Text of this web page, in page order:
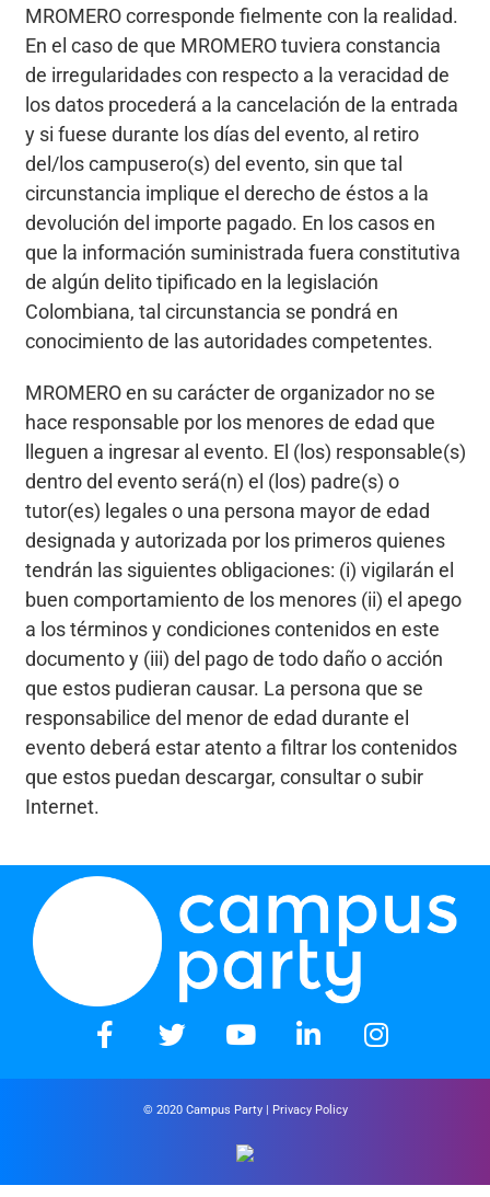
MROMERO corresponde fielmente con la realidad.
En el caso de que MROMERO tuviera constancia
de irregularidades con respecto a la veracidad de
los datos procederá a la cancelación de la entrada
y si fuese durante los días del evento, al retiro
del/los campusero(s) del evento, sin que tal
circunstancia implique el derecho de éstos a la
devolución del importe pagado. En los casos en
que la información suministrada fuera constitutiva
de algún delito tipificado en la legislación
Colombiana, tal circunstancia se pondrá en
conocimiento de las autoridades competentes.
MROMERO en su carácter de organizador no se
hace responsable por los menores de edad que
lleguen a ingresar al evento. El (los) responsable(s)
dentro del evento será(n) el (los) padre(s) o
tutor(es) legales o una persona mayor de edad
designada y autorizada por los primeros quienes
tendrán las siguientes obligaciones: (i) vigilarán el
buen comportamiento de los menores (ii) el apego
a los términos y condiciones contenidos en este
documento y (iii) del pago de todo daño o acción
que estos pudieran causar. La persona que se
responsabilice del menor de edad durante el
evento deberá estar atento a filtrar los contenidos
que estos puedan descargar, consultar o subir
Internet.
© 2020 Campus Party | Privacy Policy